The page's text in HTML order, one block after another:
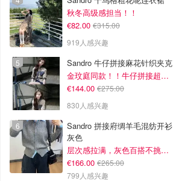
秋冬高级感担当！！
€82.00 €315.00
919人感兴趣
Sandro 牛仔拼接麻花针织夹克
金玟庭同款！！牛仔拼接超有层次感
€144.00 €275.00
830人感兴趣
Sandro 拼接府绸羊毛混纺开衫
灰色
层次感拉满，灰色百搭不挑人~
€166.00 €265.00
799人感兴趣